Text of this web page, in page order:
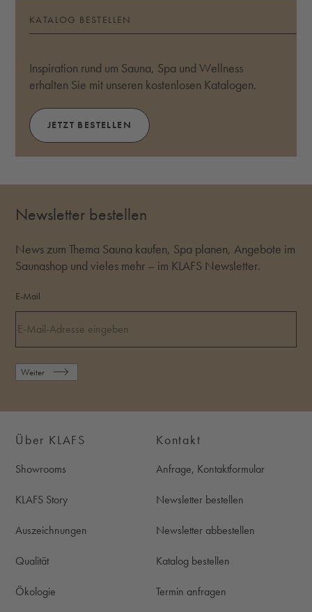
KATALOG BESTELLEN
Inspiration rund um Sauna, Spa und Wellness
erhalten Sie mit unseren kostenlosen Katalogen.
JETZT BESTELLEN
Newsletter bestellen
News zum Thema Sauna kaufen, Spa planen, Angebote im
Saunashop und vieles mehr – im KLAFS Newsletter.
E-Mail
Weiter
Über KLAFS
Showrooms
KLAFS Story
Auszeichnungen
Qualität
Ökologie
Kontakt
Anfrage, Kontaktformular
Newsletter bestellen
Newsletter abbestellen
Katalog bestellen
Termin anfragen